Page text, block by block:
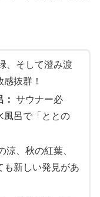
、そして澄み渡
抜群！
サウナー必
風呂で「ととの
涼、秋の紅葉、
も新しい発見があ